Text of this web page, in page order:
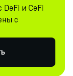
и CeFi
с